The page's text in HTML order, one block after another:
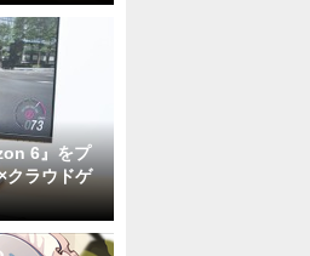
6』をプ
クラウドゲ